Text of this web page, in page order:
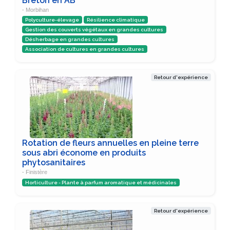
- Morbihan
Polyculture-élevage
Résilience climatique
Gestion des couverts végétaux en grandes cultures
Désherbage en grandes cultures
Association de cultures en grandes cultures
Retour d'expérience
Rotation de fleurs annuelles en pleine terre
sous abri économe en produits
phytosanitaires
- Finistère
Horticulture - Plante à parfum aromatique et médicinales
Retour d'expérience